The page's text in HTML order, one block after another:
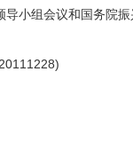
小组会议和国务院